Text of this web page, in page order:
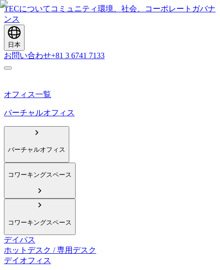
TECについて コミュニティ環境、社会、コーポレートガバナ
ンス
日本
お問い合わせ+81 3 6741 7133
オフィス一覧
バーチャルオフィス
バーチャルオフィス
コワーキングスペース
コワーキングスペース
デイパス
ホットデスク / 専用デスク
デイオフィス